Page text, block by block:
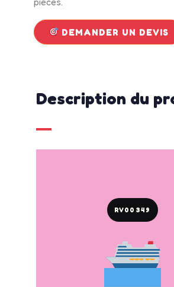
DEMANDER UN DEVIS
Description du
RV00349